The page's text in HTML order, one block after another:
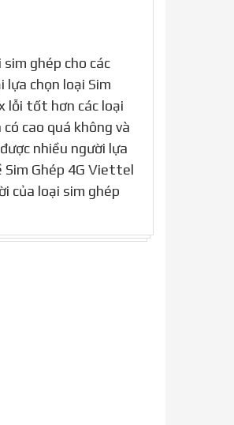
ghép cho các
lựa chọn loại Sim
lỗi tốt hơn các loại
cao quá không và
nhiều người lựa
Sim Ghép 4G Viettel
của loại sim ghép